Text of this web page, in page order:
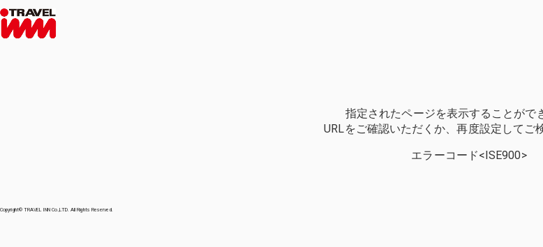
指定されたページを表示することがで
URLをご確認いただくか、再度設定してご
エラーコード<ISE900>
Copyright© TRAVEL INN Co.,LTD. All Rights Reserved.